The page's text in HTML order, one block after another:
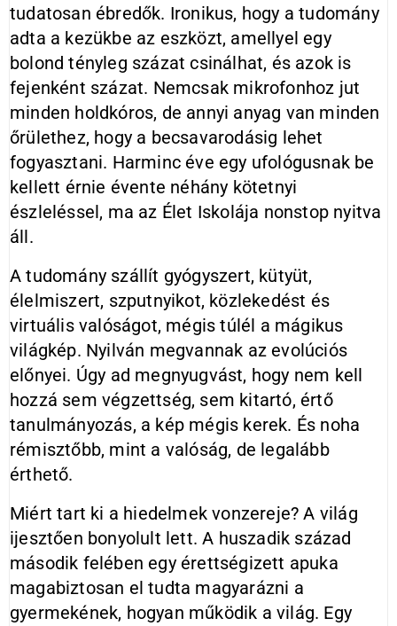
tudatosan ébredők. Ironikus, hogy a tudomány
adta a kezükbe az eszközt, amellyel egy
bolond tényleg százat csinálhat, és azok is
fejenként százat. Nemcsak mikrofonhoz jut
minden holdkóros, de annyi anyag van minden
őrülethez, hogy a becsavarodásig lehet
fogyasztani. Harminc éve egy ufológusnak be
kellett érnie évente néhány kötetnyi
észleléssel, ma az Élet Iskolája nonstop nyitva
áll.
A tudomány szállít gyógyszert, kütyüt,
élelmiszert, szputnyikot, közlekedést és
virtuális valóságot, mégis túlél a mágikus
világkép. Nyilván megvannak az evolúciós
előnyei. Úgy ad megnyugvást, hogy nem kell
hozzá sem végzettség, sem kitartó, értő
tanulmányozás, a kép mégis kerek. És noha
rémisztőbb, mint a valóság, de legalább
érthető.
Miért tart ki a hiedelmek vonzereje? A világ
ijesztően bonyolult lett. A huszadik század
második felében egy érettségizett apuka
magabiztosan el tudta magyarázni a
gyermekének, hogyan működik a világ. Egy